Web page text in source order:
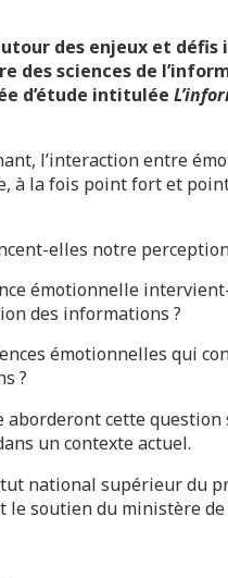
des enjeux et
des sciences de
d’étude intitulée
l’interaction entre
à la fois point fort et
elles notre
émotionnelle
des informations ?
émotionnelles qui
?
aborderont cette
un contexte actuel.
national supérieur du
le soutien du ministère